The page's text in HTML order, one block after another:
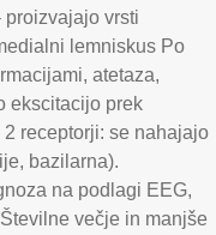
vrsti
lemniskus Po
,atetaza,
ekscitacijo prek
receptorji: se nahajajo
, bazilarna).
na podlagi EEG,
večje in manjše